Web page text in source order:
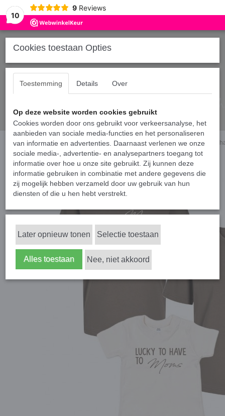
10
9 Reviews
Home › Shirts gezin › Matching shirts voor twee moeders en kind - Lucky to
Cookies toestaan Opties
Toestemming Details Over
Op deze website worden cookies gebruikt
Cookies worden door ons gebruikt voor verkeersanalyse, het
aanbieden van sociale media-functies en het personaliseren
van informatie en advertenties. Daarnaast verlenen we onze
sociale media-, advertentie- en analysepartners toegang tot
informatie over hoe u onze site gebruikt. Zij kunnen deze
informatie gebruiken in combinatie met andere gegevens die
zij mogelijk hebben verzameld door uw gebruik van hun
diensten of die u hen hebt verstrekt.
Later opnieuw tonen Selectie toestaan
Alles toestaan Nee, niet akkoord